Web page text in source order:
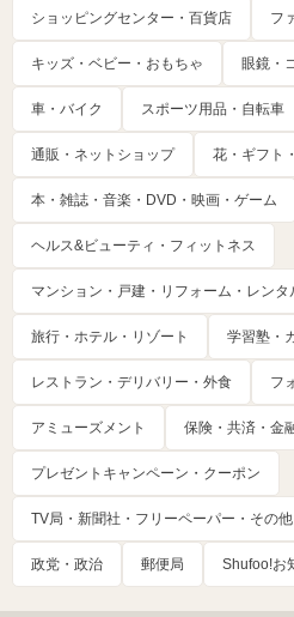
ショッピングセンター・百貨店 フ
キッズ・ベビー・おもちゃ 眼鏡・
車・バイク スポーツ用品・自転車
通販・ネットショップ 花・ギフト
本・雑誌・音楽・DVD・映画・ゲーム
ヘルス&ビューティ・フィットネス
マンション・戸建・リフォーム・レンタ
旅行・ホテル・リゾート 学習塾・
レストラン・デリバリー・外食 フ
アミューズメント 保険・共済・金
プレゼントキャンペーン・クーポン
TV局・新聞社・フリーペーパー・その他
政党・政治 郵便局 Shufoo!お